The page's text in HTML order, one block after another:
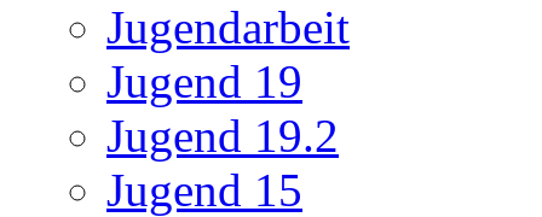
Jugendarbeit
Jugend 19
Jugend 19.2
Jugend 15